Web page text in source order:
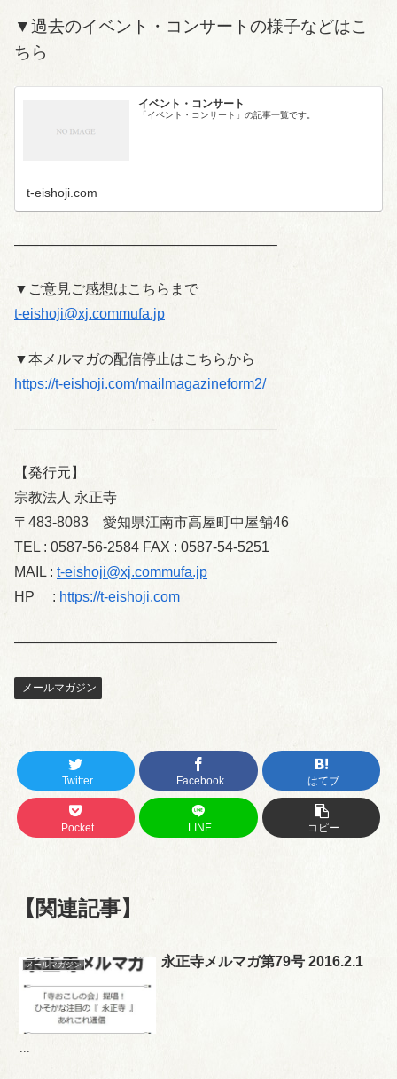
▼過去のイベント・コンサートの様子などはこ
ちら
イベント・コンサート
「イベント・コンサート」の記事一覧です。
t-eishoji.com
——————————————————–
▼ご意見ご感想はこちらまで
t-eishoji@xj.commufa.jp
▼本メルマガの配信停止はこちらから
https://t-eishoji.com/mailmagazineform2/
——————————————————–
【発行元】
宗教法人 永正寺
〒483-8083 愛知県江南市高屋町中屋舗46
TEL : 0587-56-2584 FAX : 0587-54-5251
MAIL : t-eishoji@xj.commufa.jp
HP : https://t-eishoji.com
——————————————————–
メールマガジン
Twitter Facebook はてブ
Pocket LINE コピー
【関連記事】
メールマガジン 永正寺メルマガ第79号 2016.2.1